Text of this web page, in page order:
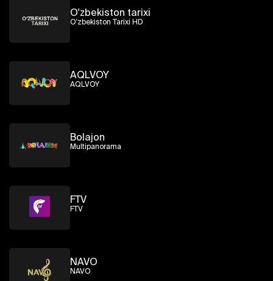
O'zbekiston tarixi
O'zbekiston Tarixi HD
AQLVOY
AQLVOY
Bolajon
Multipanorama
FTV
FTV
NAVO
NAVO